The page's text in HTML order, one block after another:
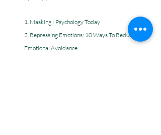
1. Masking | Psychology Today
2. Repressing Emotions: 10 Ways To Reduce
Emotional Avoidance